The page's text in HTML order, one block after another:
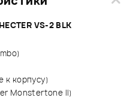
VS-2 BLK
к корпусу)
Monstertone II)